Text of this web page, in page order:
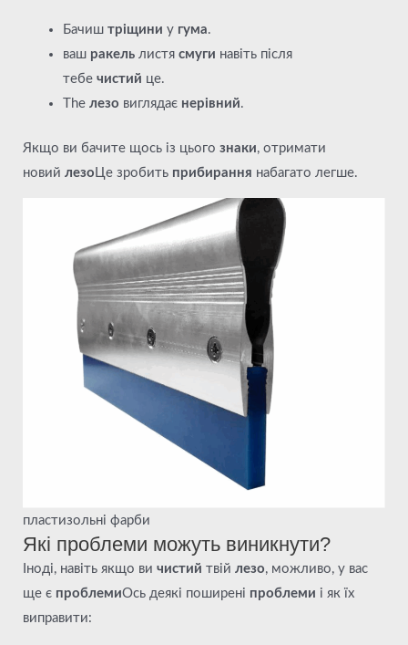
Бачиш тріщини у гума.
ваш ракельлистя смуги навіть після
тебе чистий це.
The лезо виглядає нерівний.
Якщо ви бачите щось із цього знаки, отримати
новий лезо Це зробить прибирання набагато легше.
пластизольні фарби
Які проблеми можуть виникнути?
Іноді, навіть якщо ви чистий твій лезо, можливо, у вас
ще є проблемиОсь деякі поширені проблеми і як їх
виправити: